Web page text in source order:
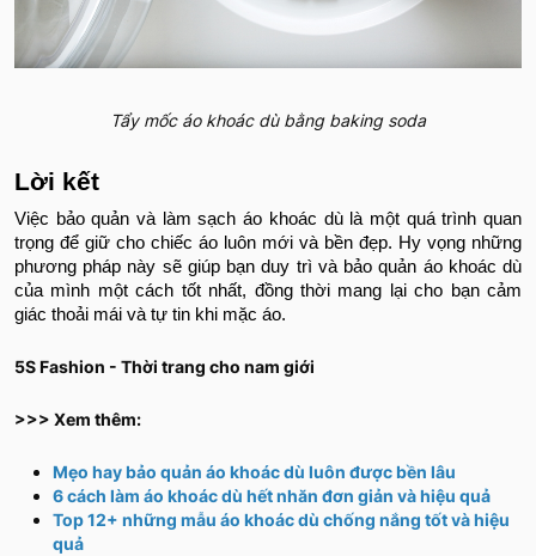
Tẩy mốc áo khoác dù bằng baking soda
Lời kết
Việc bảo quản và làm sạch áo khoác dù là một quá trình quan
trọng để giữ cho chiếc áo luôn mới và bền đẹp. Hy vọng những
phương pháp này sẽ giúp bạn duy trì và bảo quản áo khoác dù
của mình một cách tốt nhất, đồng thời mang lại cho bạn cảm
giác thoải mái và tự tin khi mặc áo.
5S Fashion - Thời trang cho nam giới
>>> Xem thêm:
Mẹo hay bảo quản áo khoác dù luôn được bền lâu
6 cách làm áo khoác dù hết nhăn đơn giản và hiệu quả
Top 12+ những mẫu áo khoác dù chống nắng tốt và hiệu
quả